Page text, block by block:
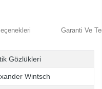
Garanti Ve
Gözlükleri
Wintsch